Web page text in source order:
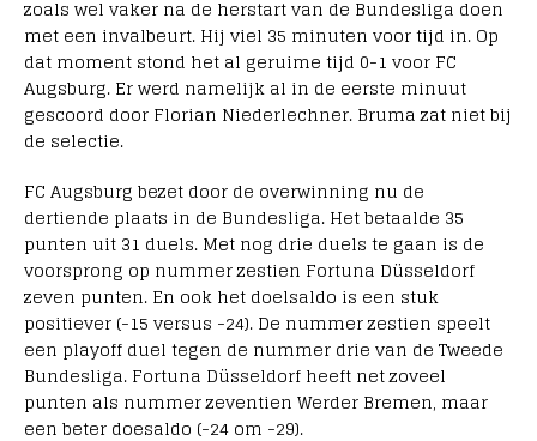
zoals wel vaker na de herstart van de Bundesliga doen
met een invalbeurt. Hij viel 35 minuten voor tijd in. Op
dat moment stond het al geruime tijd 0-1 voor FC
Augsburg. Er werd namelijk al in de eerste minuut
gescoord door Florian Niederlechner. Bruma zat niet bij
de selectie.
FC Augsburg bezet door de overwinning nu de
dertiende plaats in de Bundesliga. Het betaalde 35
punten uit 31 duels. Met nog drie duels te gaan is de
voorsprong op nummer zestien Fortuna Düsseldorf
zeven punten. En ook het doelsaldo is een stuk
positiever (-15 versus -24). De nummer zestien speelt
een playoff duel tegen de nummer drie van de Tweede
Bundesliga. Fortuna Düsseldorf heeft net zoveel
punten als nummer zeventien Werder Bremen, maar
een beter doesaldo (-24 om -29).